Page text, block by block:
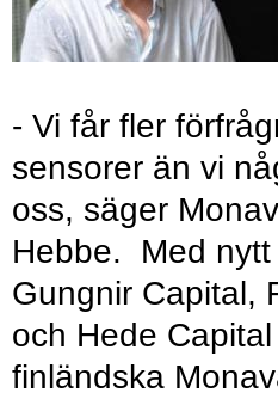
- Vi får fler
sensorer än vi
oss, säger
Hebbe. Med nytt
Gungnir Capital,
och Hede
finländska